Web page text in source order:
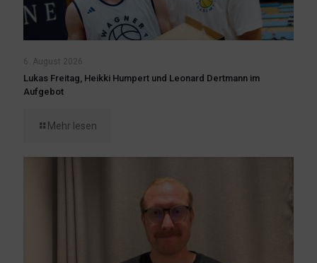
6. August 2026
Lukas Freitag, Heikki Humpert und Leonard Dertmann im
Aufgebot
Mehr lesen